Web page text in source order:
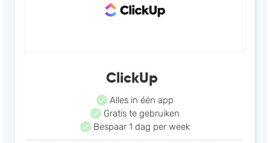
ClickUp
Alles in één app
Gratis te gebruiken
Bespaar 1 dag per week